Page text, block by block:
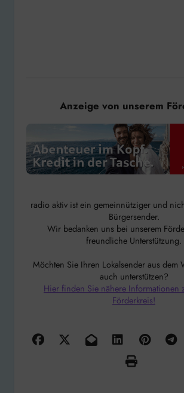
Anzeige von unserem
radio aktiv ist ein gemeinnütziger und
Bürgersender.
Wir bedanken uns bei unserem
freundliche Unterstützung.
Möchten Sie Ihren Lokalsender aus dem
auch unterstützen?
Hier finden Sie nähere Informationen
Förderkreis!